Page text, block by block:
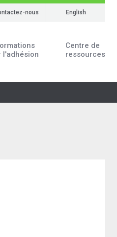
l'adhésion
Centre de
ressources
nous English